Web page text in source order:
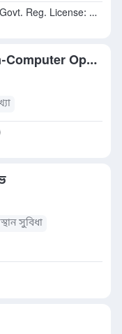
Al Mahmud Trade International (Govt. Reg. License: RL-291)
Stenotypist/Stenotypist cum-Computer Operator
সুবিধা